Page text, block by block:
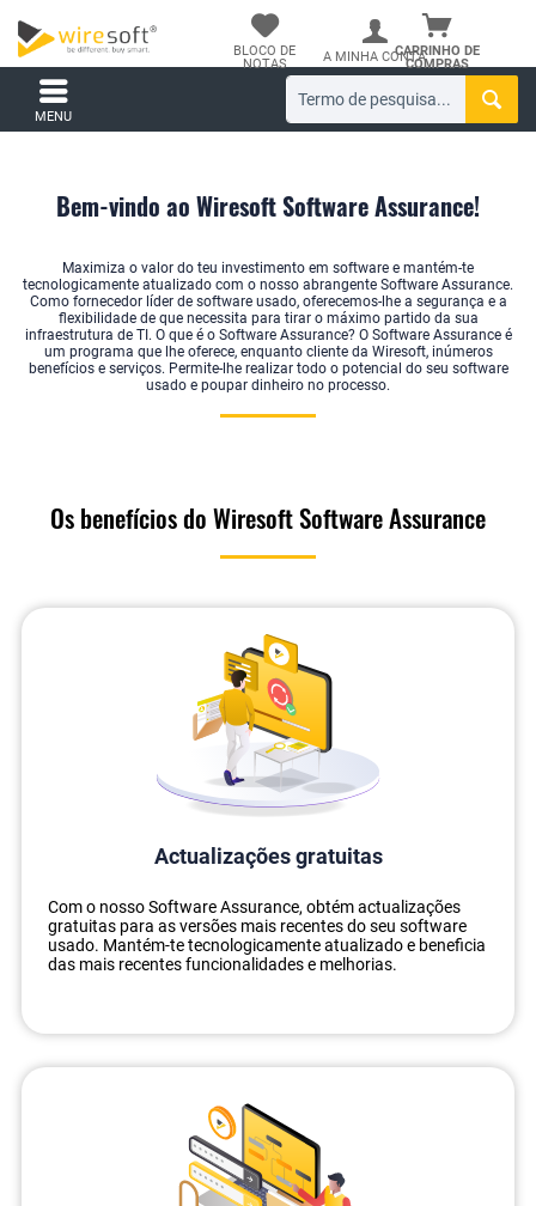
CARRINHO DE
COMPRAS
BLOCO DE
NOTAS
A MINHA CONTA
MENU
Bem-vindo ao Wiresoft Software Assurance!
Maximiza o valor do teu investimento em software e mantém-te
tecnologicamente atualizado com o nosso abrangente Software Assurance.
Como fornecedor líder de software usado, oferecemos-lhe a segurança e a
flexibilidade de que necessita para tirar o máximo partido da sua
infraestrutura de TI. O que é o Software Assurance? O Software Assurance é
um programa que lhe oferece, enquanto cliente da Wiresoft, inúmeros
benefícios e serviços. Permite-lhe realizar todo o potencial do seu software
usado e poupar dinheiro no processo.
Os benefícios do Wiresoft Software Assurance
Actualizações gratuitas
Com o nosso Software Assurance, obtém actualizações
gratuitas para as versões mais recentes do seu software
usado. Mantém-te tecnologicamente atualizado e beneficia
das mais recentes funcionalidades e melhorias.